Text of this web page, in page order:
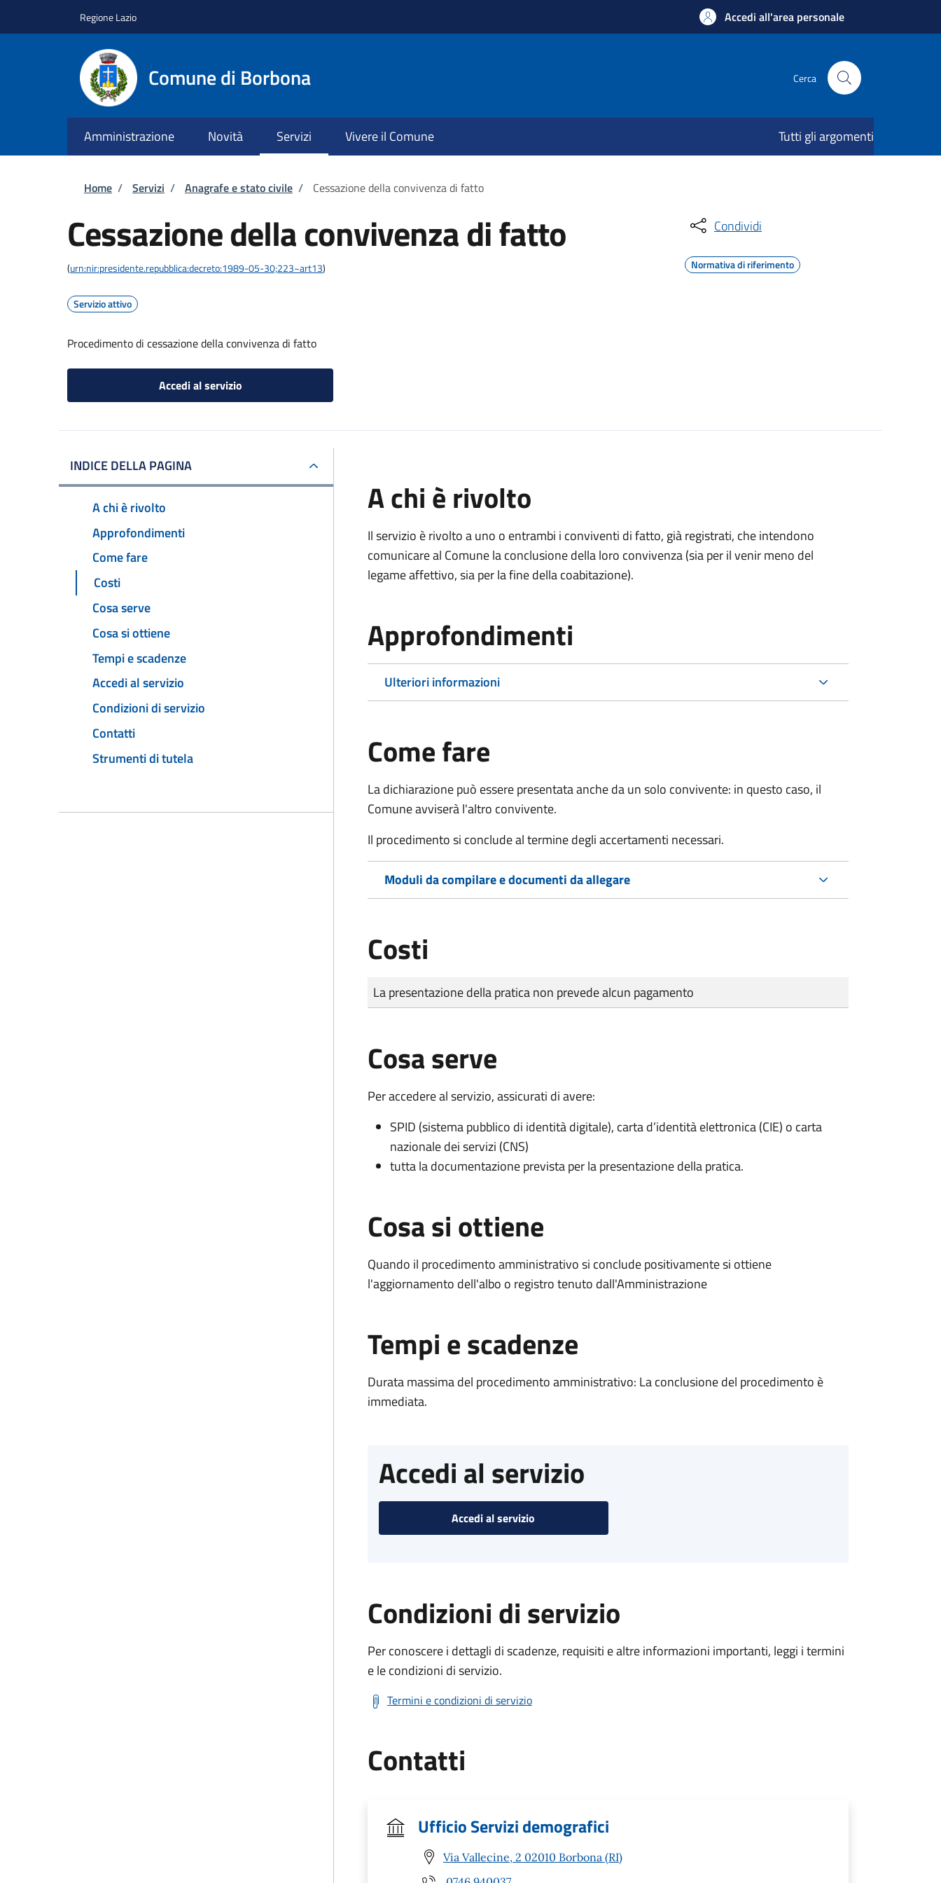
Regione Lazio Accedi all'area personale
Comune di Borbona Cerca
Amministrazione Novità Servizi Vivere il Comune Tutti gli argomenti
Briciole di pane
Home / Servizi / Anagrafe e stato civile / Cessazione della convivenza di fatto
Cessazione della convivenza di fatto
(urn:nir:presidente.repubblica:decreto:1989-05-30;223~art13)
Servizio attivo
Procedimento di cessazione della convivenza di fatto
Accedi al servizio
Condividi
Normativa di riferimento
INDICE DELLA PAGINA
A chi è rivolto
Approfondimenti
Come fare
Costi
Cosa serve
Cosa si ottiene
Tempi e scadenze
Accedi al servizio
Condizioni di servizio
Contatti
Strumenti di tutela
A chi è rivolto
Il servizio è rivolto a uno o entrambi i conviventi di fatto, già registrati, che intendono
comunicare al Comune la conclusione della loro convivenza (sia per il venir meno del
legame affettivo, sia per la fine della coabitazione).
Approfondimenti
Ulteriori informazioni
Come fare
La dichiarazione può essere presentata anche da un solo convivente: in questo caso, il
Comune avviserà l'altro convivente.
Il procedimento si conclude al termine degli accertamenti necessari.
Moduli da compilare e documenti da allegare
Costi
Tipo di pagamento
Importo
La presentazione della pratica non prevede alcun pagamento
Cosa serve
Per accedere al servizio, assicurati di avere:
SPID (sistema pubblico di identità digitale), carta d’identità elettronica (CIE) o carta
nazionale dei servizi (CNS)
tutta la documentazione prevista per la presentazione della pratica.
Cosa si ottiene
Quando il procedimento amministrativo si conclude positivamente si ottiene
l'aggiornamento dell'albo o registro tenuto dall'Amministrazione
Tempi e scadenze
Durata massima del procedimento amministrativo: La conclusione del procedimento è
immediata.
Accedi al servizio
Accedi al servizio
Condizioni di servizio
Per conoscere i dettagli di scadenze, requisiti e altre informazioni importanti, leggi i termini
e le condizioni di servizio.
Termini e condizioni di servizio
Contatti
Ufficio Servizi demografici
Via Vallecine, 2 02010 Borbona (RI)